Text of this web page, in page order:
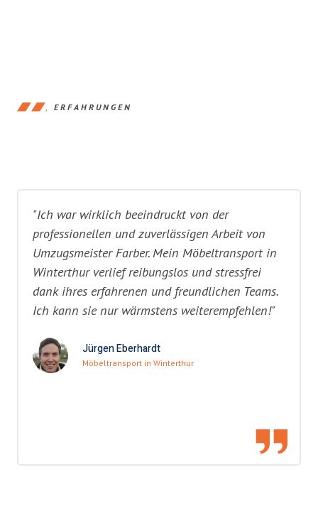
ERFAHRUNGEN
"Ich war wirklich beeindruckt von der
professionellen und zuverlässigen Arbeit von
Umzugsmeister Farber. Mein Möbeltransport in
Winterthur verlief reibungslos und stressfrei
dank ihres erfahrenen und freundlichen Teams.
Ich kann sie nur wärmstens weiterempfehlen!"
Jürgen Eberhardt
Möbeltransport in Winterthur